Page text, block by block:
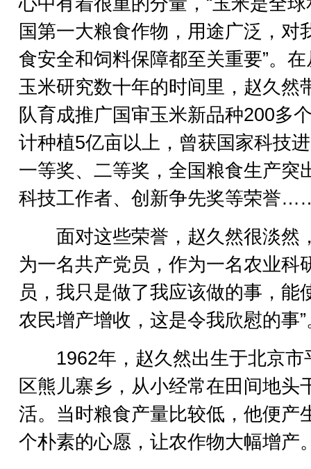
国第一大粮食作物，用途广泛，对
食安全和饲料保障都至关重要”。
玉米研究数十年的时间里，赵久然
队育成推广国审玉米新品种200多
计种植5亿亩以上，曾获国家科技
一等奖、二等奖，全国粮食生产突
科技工作者、创新争先奖等荣誉
面对这些荣誉，赵久然很淡然
为一名共产党员，作为一名农业科
员，我只是做了我应该做的事，能
农民增产增收，这是令我欣慰的事”
1962年，赵久然出生于北京市
区熊儿寨乡，从小经常在田间地头
活。当时粮食产量比较低，他便产
个朴素的心愿，让农作物大幅增产